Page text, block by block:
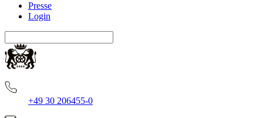
Presse
Login
+49 30 206455-0